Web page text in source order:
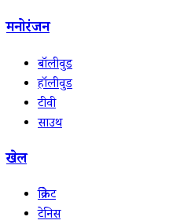
मनोरंजन
बॉलीवुड
हॉलीवुड
टीवी
साउथ
खेल
क्रिकेट
टेनिस